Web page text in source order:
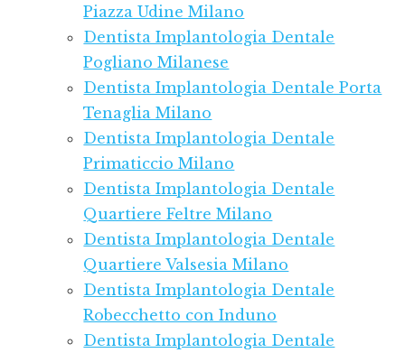
Piazza Udine Milano
Dentista Implantologia Dentale
Pogliano Milanese
Dentista Implantologia Dentale Porta
Tenaglia Milano
Dentista Implantologia Dentale
Primaticcio Milano
Dentista Implantologia Dentale
Quartiere Feltre Milano
Dentista Implantologia Dentale
Quartiere Valsesia Milano
Dentista Implantologia Dentale
Robecchetto con Induno
Dentista Implantologia Dentale